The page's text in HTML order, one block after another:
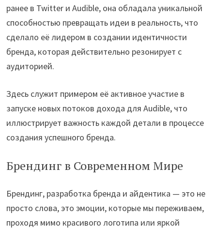
ранее в Twitter и Audible, она обладала уникальной
способностью превращать идеи в реальность, что
сделало её лидером в создании идентичности
бренда, которая действительно резонирует с
аудиторией.
Здесь служит примером её активное участие в
запуске новых потоков дохода для Audible, что
иллюстрирует важность каждой детали в процессе
создания успешного бренда.
Брендинг в Современном Мире
Брендинг, разработка бренда и айдентика — это не
просто слова, это эмоции, которые мы переживаем,
проходя мимо красивого логотипа или яркой